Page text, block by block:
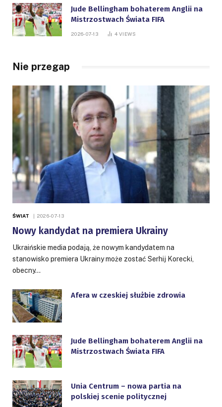
Jude Bellingham bohaterem Anglii na
Mistrzostwach Świata FIFA
2026-07-13 4 VIEWS
Nie przegap
ŚWIAT 2026-07-13
Nowy kandydat na premiera Ukrainy
Ukraińskie media podają, że nowym kandydatem na
stanowisko premiera Ukrainy może zostać Serhij Korecki,
obecny…
Afera w czeskiej służbie zdrowia
Jude Bellingham bohaterem Anglii na
Mistrzostwach Świata FIFA
Unia Centrum – nowa partia na
polskiej scenie politycznej